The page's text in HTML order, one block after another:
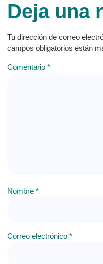
Deja una
Tu dirección de correo
campos obligatorios están
Comentario *
Nombre *
Correo electrónico *